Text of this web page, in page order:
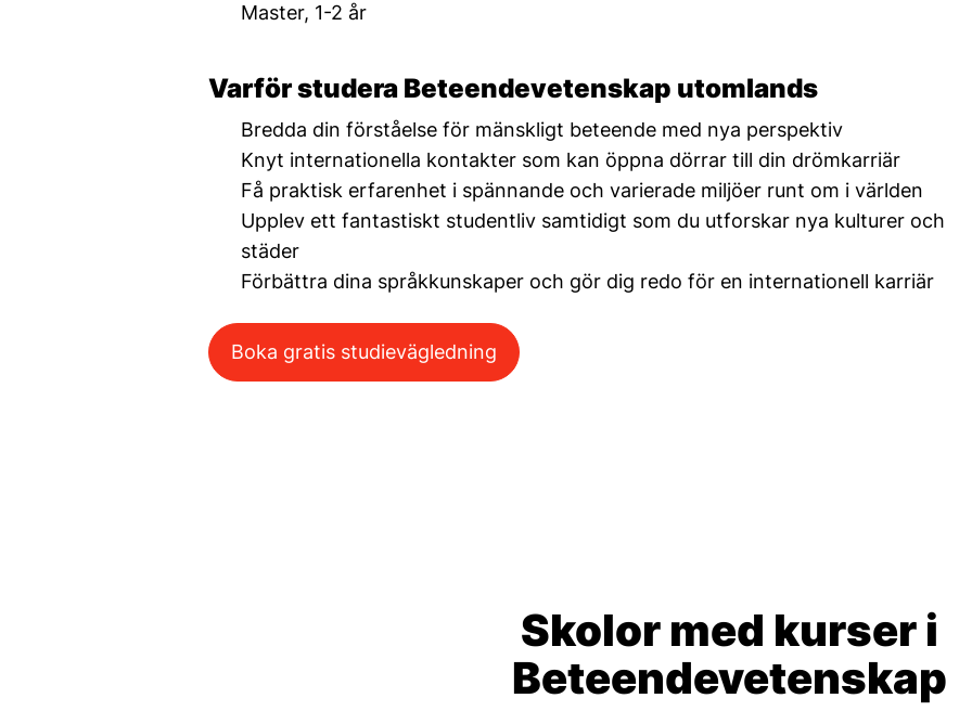
Master, 1-2 år
Varför studera Beteendevetenskap utomlands
Bredda din förståelse för mänskligt beteende med nya perspektiv
Knyt internationella kontakter som kan öppna dörrar till din drömkarriär
Få praktisk erfarenhet i spännande och varierade miljöer runt om i världen
Upplev ett fantastiskt studentliv samtidigt som du utforskar nya kulturer och
städer
Förbättra dina språkkunskaper och gör dig redo för en internationell karriär
Boka gratis studievägledning
Skolor med kurser i
Beteendevetenskap